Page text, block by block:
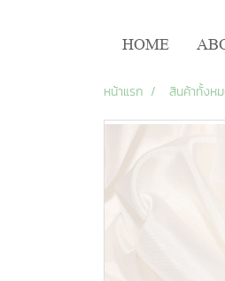
HOME
หน้าแรก สินค้าทั้งห